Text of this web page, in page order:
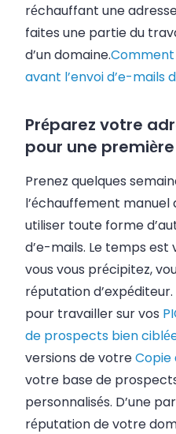
réchauffant une
faites une partie du
d’un domaine.
avant l’envoi d’e-mails
Préparez votre
pour une
Prenez quelques
l’échauffement
utiliser toute forme
d’e-mails. Le temps
vous vous précipitez,
réputation
pour travailler sur vos
de prospects bien
versions de votreCopie
votre base de
personnalisés. D’une
réputation de votre